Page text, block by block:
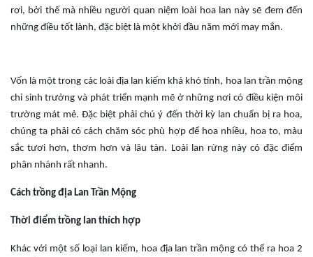
rơi, bởi thế mà nhiều người quan niệm loài hoa lan này sẽ đem đến
những điều tốt lành, đặc biệt là một khởi đầu năm mới may mắn.
Vốn là một trong các loài địa lan kiếm khá khó tính, hoa lan trần mộng
chỉ sinh trưởng và phát triển mạnh mẽ ở những nơi có điều kiện môi
trường mát mẻ. Đặc biệt phải chú ý đến thời kỳ lan chuẩn bị ra hoa,
chúng ta phải có cách chăm sóc phù hợp để hoa nhiều, hoa to, màu
sắc tươi hơn, thơm hơn và lâu tàn. Loài lan rừng này có đặc điểm
phân nhánh rất nhanh.
Cách trồng địa Lan Trần Mộng
Thời điểm trồng lan thích hợp
Khác với một số loại lan kiếm, hoa địa lan trần mộng có thể ra hoa 2